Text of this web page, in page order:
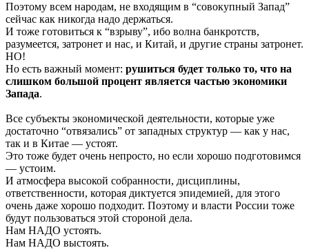
Поэтому всем народам, не входящим в “совокупный Запад”
сейчас как никогда надо держаться.
И тоже готовиться к “взрыву”, ибо волна банкротств,
разумеется, затронет и нас, и Китай, и другие страны затронет.
НО!
Но есть важный момент: рушиться будет только то, что на
слишком большой процент является частью экономики
Запада.
Все субъекты экономической деятельности, которые уже
достаточно “отвязались” от западных структур — как у нас,
так и в Китае — устоят.
Это тоже будет очень непросто, но если хорошо подготовимся
— устоим.
И атмосфера высокой собранности, дисциплины,
ответственности, которая диктуется эпидемией, для этого
очень даже хорошо подходит. Поэтому и власти России тоже
будут пользоваться этой стороной дела.
Нам НАДО устоять.
Нам НАДО выстоять.